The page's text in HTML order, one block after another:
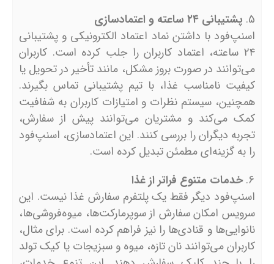
پشتیبانی ۲۴ ساعته و اعتمادسازی
اسنپ‌فود با داشتن نماد اعتماد الکترونیکی و پشتیبانی
۲۴ ساعته، اعتماد کاربران را جلب کرده است. کاربران
می‌توانند در صورت بروز مشکل، مانند تأخیر در تحویل یا
کیفیت نامناسب غذا، با تیم پشتیبانی تماس بگیرند.
همچنین، سیستم نظرات و امتیازات کاربران به شفافیت
کمک می‌کند و مشتریان می‌توانند پیش از سفارش،
تجربه دیگران را بررسی کنند. این اعتمادسازی، اسنپ‌فود
را به گزینه‌ای مطمئن تبدیل کرده است.
خدمات متنوع فراتر از غذا
اسنپ‌فود دیگر فقط یک پلتفرم سفارش غذا نیست. این
سرویس امکان سفارش از سوپرمارکت‌ها، میوه‌فروشی‌ها،
نانوایی‌ها و قنادی‌ها را نیز فراهم کرده است. برای مثال،
کاربران می‌توانند نان تازه، میوه و سبزیجات یا کیک تولد